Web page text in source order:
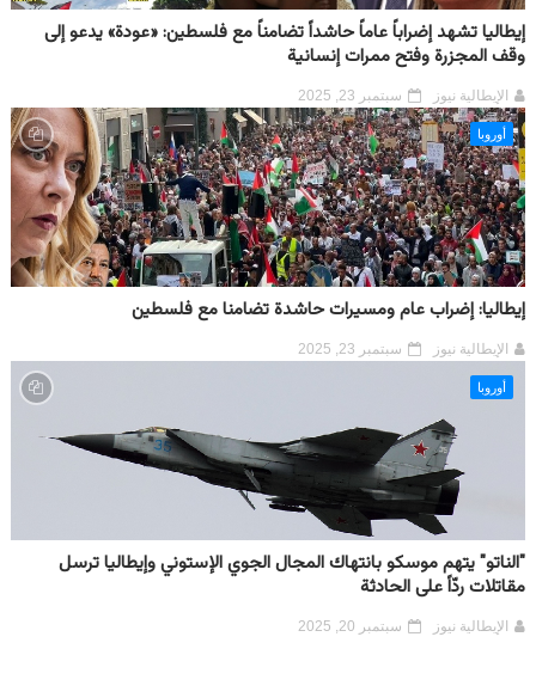
إيطاليا تشهد إضراباً عاماً حاشداً تضامناً مع فلسطين: «عودة» يدعو إلى
وقف المجزرة وفتح ممرات إنسانية
الإيطالية نيوز سبتمبر 23, 2025
أوروبا
إيطاليا: إضراب عام ومسيرات حاشدة تضامنا مع فلسطين
الإيطالية نيوز سبتمبر 23, 2025
أوروبا
"الناتو" يتهم موسكو بانتهاك المجال الجوي الإستوني وإيطاليا ترسل
مقاتلات ردّاً على الحادثة
الإيطالية نيوز سبتمبر 20, 2025